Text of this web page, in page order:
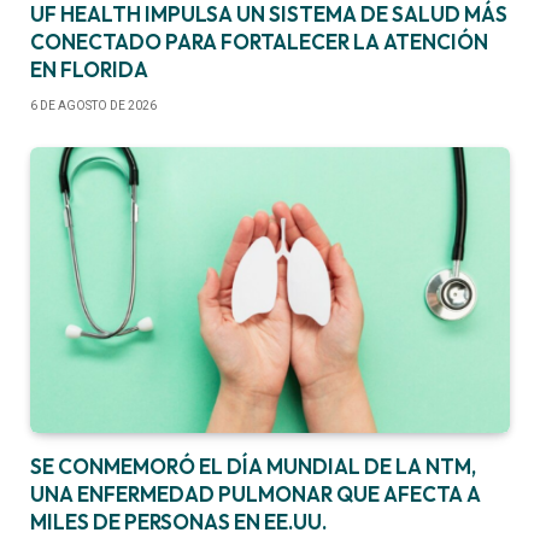
UF HEALTH IMPULSA UN SISTEMA DE SALUD MÁS
CONECTADO PARA FORTALECER LA ATENCIÓN
EN FLORIDA
6 DE AGOSTO DE 2026
SE CONMEMORÓ EL DÍA MUNDIAL DE LA NTM,
UNA ENFERMEDAD PULMONAR QUE AFECTA A
MILES DE PERSONAS EN EE.UU.